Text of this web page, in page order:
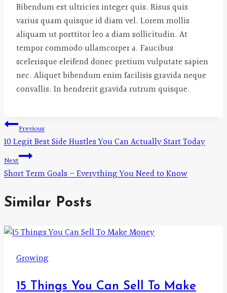
Bibendum est ultricies integer quis. Risus quis
varius quam quisque id diam vel. Lorem mollis
aliquam ut porttitor leo a diam sollicitudin. At
tempor commodo ullamcorper a. Faucibus
scelerisque eleifend donec pretium vulputate sapien
nec. Aliquet bibendum enim facilisis gravida neque
convallis. In hendrerit gravida rutrum quisque.
Post
navigation
Previous
10 Legit Best Side Hustles You Can Actually Start Today
Next
Short Term Goals – Everything You Need to Know
Similar Posts
Growing
15 Things You Can Sell To Make